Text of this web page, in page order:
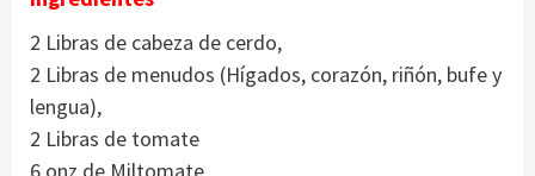
2 Libras de cabeza de cerdo,
2 Libras de menudos (Hígados, corazón, riñón, bufe y
lengua),
2 Libras de tomate
6 onz de Miltomate